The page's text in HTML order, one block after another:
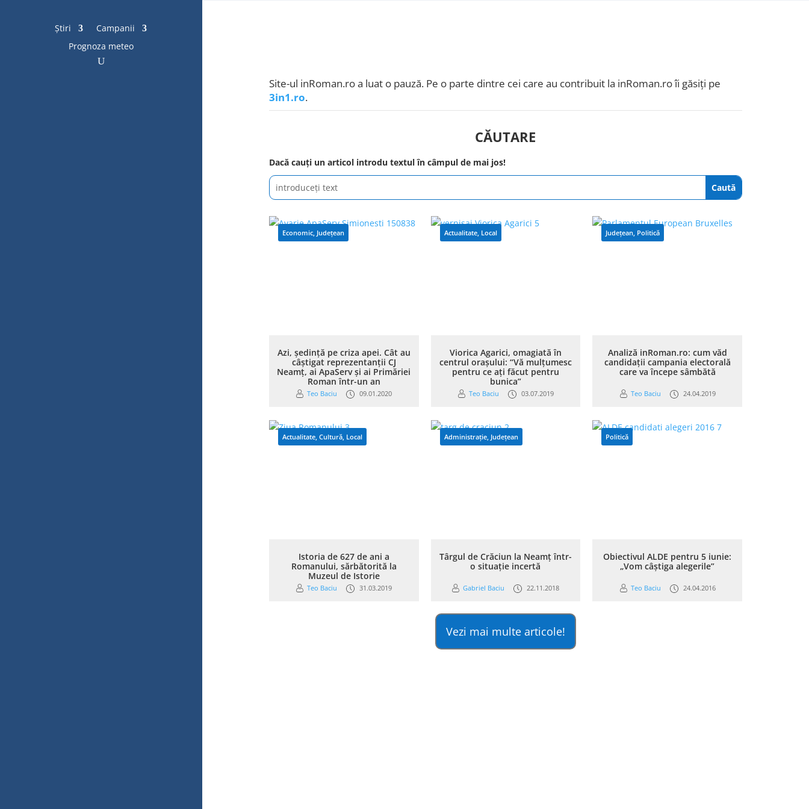
Știri
Campanii
Prognoza meteo
Site-ul inRoman.ro a luat o pauză. Pe o parte dintre cei care au contribuit la inRoman.ro îi găsiți pe
3in1.ro.
CĂUTARE
Dacă cauți un articol introdu textul în câmpul de mai jos!
Economic, Județean
Azi, ședință pe criza apei. Cât au
câștigat reprezentanții CJ
Neamț, ai ApaServ și ai Primăriei
Roman într-un an
Teo Baciu 09.01.2020
Actualitate, Local
Viorica Agarici, omagiată în
centrul orașului: “Vă mulțumesc
pentru ce ați făcut pentru
bunica”
Teo Baciu 03.07.2019
Județean, Politică
Analiză inRoman.ro: cum văd
candidații campania electorală
care va începe sâmbătă
Teo Baciu 24.04.2019
Actualitate, Cultură, Local
Istoria de 627 de ani a
Romanului, sărbătorită la
Muzeul de Istorie
Teo Baciu 31.03.2019
Administrație, Județean
Târgul de Crăciun la Neamț într-
o situație incertă
Gabriel Baciu 22.11.2018
Politică
Obiectivul ALDE pentru 5 iunie:
„Vom câștiga alegerile”
Teo Baciu 24.04.2016
Vezi mai multe articole!